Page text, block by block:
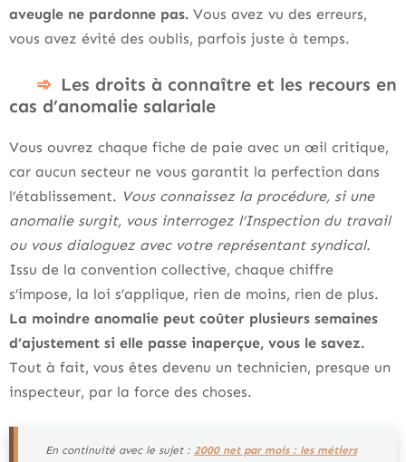
aveugle ne pardonne pas. Vous avez vu des erreurs,
vous avez évité des oublis, parfois juste à temps.
Les droits à connaître et les recours en
cas d’anomalie salariale
Vous ouvrez chaque fiche de paie avec un œil critique,
car aucun secteur ne vous garantit la perfection dans
l’établissement. Vous connaissez la procédure, si une
anomalie surgit, vous interrogez l’Inspection du travail
ou vous dialoguez avec votre représentant syndical.
Issu de la convention collective, chaque chiffre
s’impose, la loi s’applique, rien de moins, rien de plus.
La moindre anomalie peut coûter plusieurs semaines
d’ajustement si elle passe inaperçue, vous le savez.
Tout à fait, vous êtes devenu un technicien, presque un
inspecteur, par la force des choses.
En continuité avec le sujet : 2000 net par mois : les métiers